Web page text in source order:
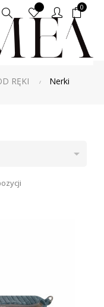
Szukaj 0
RĘKI Nerki
